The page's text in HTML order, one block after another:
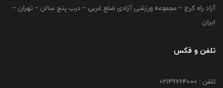
آزاد راه کرج – مجموعه ورزشی آزادی ضلع غربی – درب پنج سالن – تهران –
ایران
تلفن و فکس
تلفن : 02149764000